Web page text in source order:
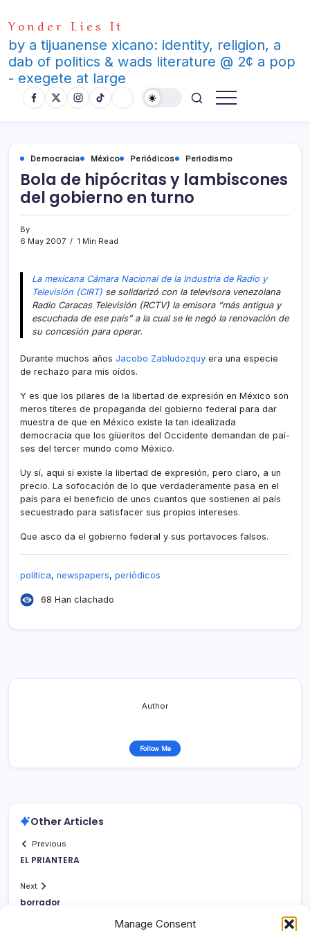
Manage Consent
to
content
Yonder Lies It
by a tijuanense xicano: identity, religion, a
dab of politics & wads literature @ 2¢ a pop
- exegete at large
Democracia México Periódicos Periodismo
Bola de hipócritas y lambiscones
del gobierno en turno
By
6 May 2007
1 Min Read
La mexicana Cámara Nacional de la Industria de Radio y
Televisión (CIRT)se solidarizó con la televisora venezolana
Radio Caracas Televisión (RCTV) la emisora “más antigua y
escuchada de ese paí­s” a la cual se le negó la renovación de
su concesión para operar.
Durante muchos años Jacobo Zabludozquy era una especie
de rechazo para mis oí­dos.
Y es que los pilares de la libertad de expresión en México son
meros tí­teres de propaganda del gobierno federal para dar
muestra de que en México existe la tan idealizada
democracia que los gíüeritos del Occidente demandan de paí­
ses del tercer mundo como México.
Uy sí­, aquí­ sí­ existe la libertad de expresión, pero claro, a un
precio. La sofocación de lo que verdaderamente pasa en el
paí­s para el beneficio de unos cuantos que sostienen al paí­s
secuestrado para satisfacer sus propios intereses.
Que asco da el gobierno federal y sus portavoces falsos.
polí­tica, newspapers, periódicos
68 Han clachado
Author
Follow Me
Other Articles
Previous
EL PRIANTERA
Next
borrador